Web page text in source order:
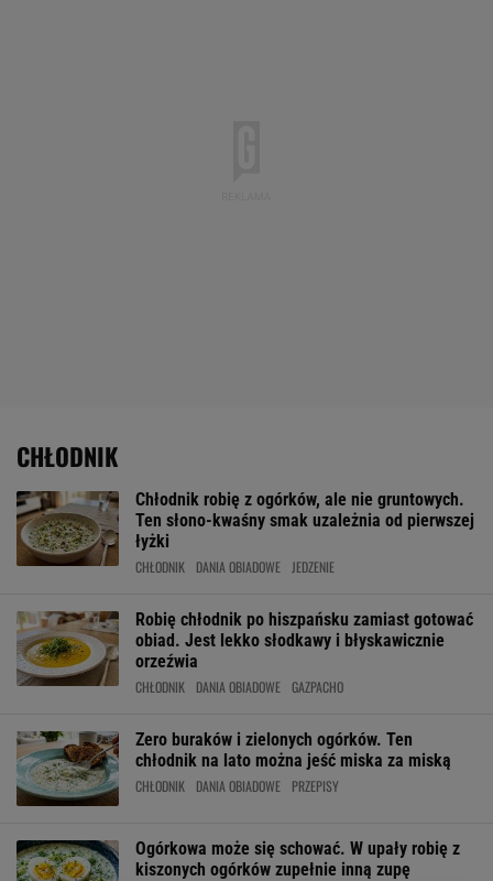
CHŁODNIK
Chłodnik robię z ogórków, ale nie gruntowych.
Ten słono-kwaśny smak uzależnia od pierwszej
łyżki
CHŁODNIK DANIA OBIADOWE JEDZENIE
Robię chłodnik po hiszpańsku zamiast gotować
obiad. Jest lekko słodkawy i błyskawicznie
orzeźwia
CHŁODNIK DANIA OBIADOWE GAZPACHO
Zero buraków i zielonych ogórków. Ten
chłodnik na lato można jeść miska za miską
CHŁODNIK DANIA OBIADOWE PRZEPISY
Ogórkowa może się schować. W upały robię z
kiszonych ogórków zupełnie inną zupę